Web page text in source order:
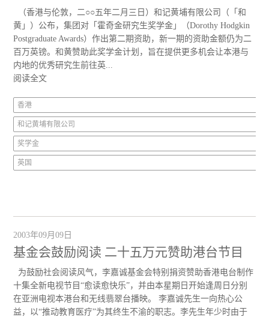
（香港与伦敦，二○○五年二月三日）和记黄埔有限公司（「和
黄」）公布，集团对「霍奇金研究生奖学金」（Dorothy Hodgkin
Postgraduate Awards）作出第二期资助，新一期的资助金额仍为二
百万英镑。和黄赞助此奖学金计划，旨在提供更多机会让本港与
内地的优秀研究生前往英...
阅读全文
香港
和记黄埔有限公司
奖学金
英国
2003年09月09日
基金会鼓励阅读 二十五万元赞助港台节目
为鼓励社会阅读风气，李嘉诚基金会特别捐资赞助香港电台制作
十集全新电视节目“愈读愈快乐”，并由本星期日开始逢周日分别
在亚洲电视本港台和无线翡翠台播映。 李嘉诚先生一向热心公
益，以“推动教育医疗”为其终生不渝的职志。李先生年少时由于